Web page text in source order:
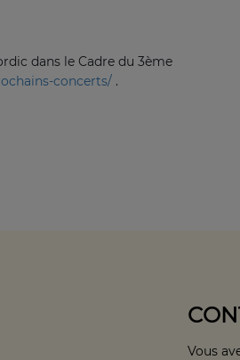
dans le Cadre du 3ème
concerts/ .
Vous